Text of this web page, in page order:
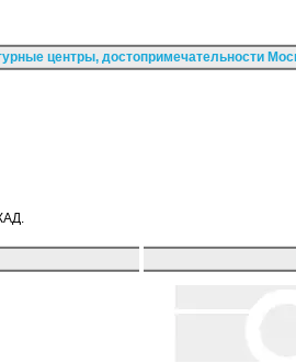
центры, достопримечательности